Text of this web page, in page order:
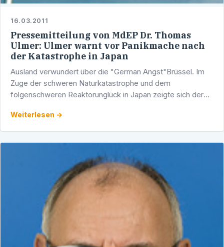
16.03.2011
Pressemitteilung von MdEP Dr. Thomas
Ulmer: Ulmer warnt vor Panikmache nach
der Katastrophe in Japan
Ausland verwundert über die "German Angst"Brüssel. Im
Zuge der schweren Naturkatastrophe und dem
folgenschweren Reaktorunglück in Japan zeigte sich der
Mitglied des …
Weiterlesen →